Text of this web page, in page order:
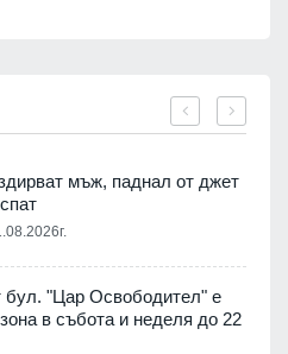
мъж, паднал от джет
бул. "Цар Освободител" е
в събота и неделя до 22